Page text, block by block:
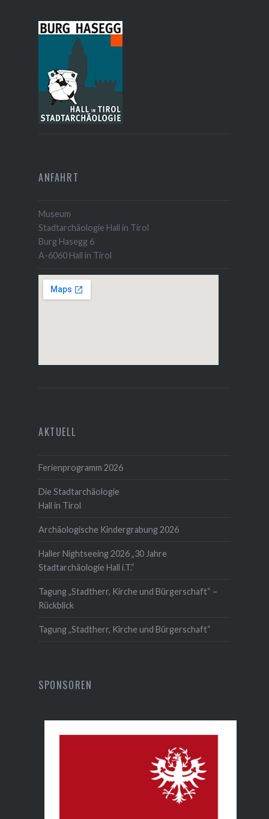
ANFAHRT
Museum
Stadtarchäologie Hall in Tirol
Burg Hasegg 6
A-6060 Hall in Tirol
AKTUELL
Ferienprogramm 2026
Die Stadtarchäologie
Hall in Tirol
Archäologische Kindergrabung 2026
Haller Nightseeing 2026 „30 Jahre
Stadtarchäologie Hall i.T.“
Tagung „Stadtherr, Kirche und Bürgerschaft“ –
Rückblick
Tagung „Stadtherr, Kirche und Bürgerschaft“
SPONSOREN